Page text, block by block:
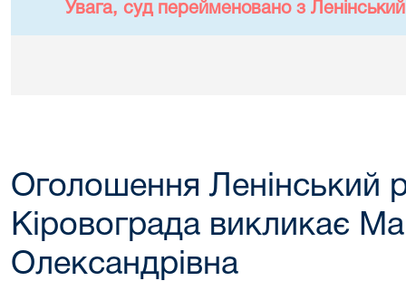
Увага, суд перейменовано з
Оголошення Ленінський
Кіровограда викликає
Олександрівна